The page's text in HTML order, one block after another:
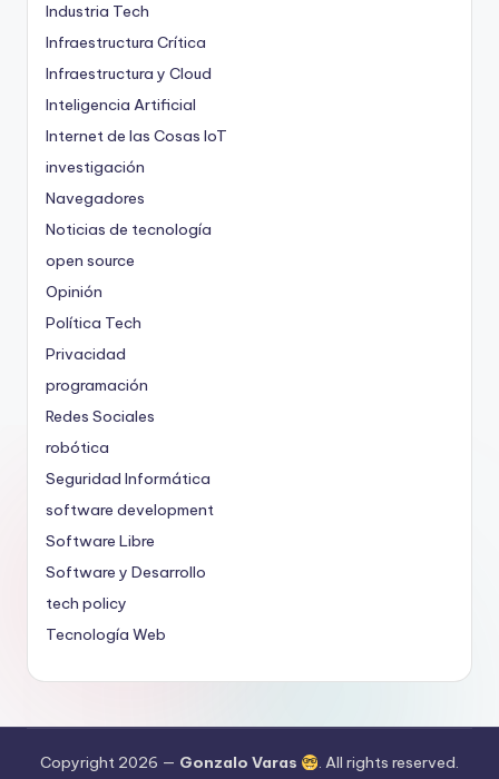
Industria Tech
Infraestructura Crítica
Infraestructura y Cloud
Inteligencia Artificial
Internet de las Cosas IoT
investigación
Navegadores
Noticias de tecnología
open source
Opinión
Política Tech
Privacidad
programación
Redes Sociales
robótica
Seguridad Informática
software development
Software Libre
Software y Desarrollo
tech policy
Tecnología Web
Copyright 2026 — Gonzalo Varas
. All rights reserved.